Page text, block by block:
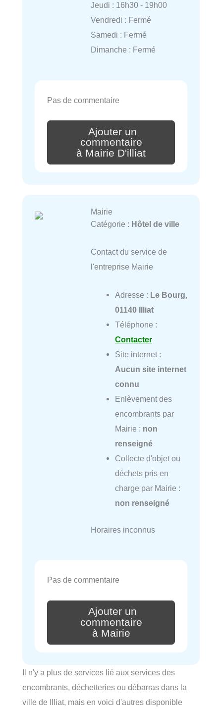
Jeudi : 16h30 - 19h00
Vendredi : Fermé
Samedi : Fermé
Dimanche : Fermé
Pas de commentaire
Ajouter un
commentaire
à Mairie D'illiat
Mairie
Catégorie : Hôtel de ville
Contact du service de
l'entreprise Mairie
Adresse : Le Bourg,
01140 Illiat
Téléphone :
Contacter
Site internet :
Aucun site internet
connu
Enlèvement des
encombrants par
Mairie : non
renseigné
Collecte d'objet ou
déchets pris en
charge par Mairie :
non renseigné
Horaires inconnus
Pas de commentaire
Ajouter un
commentaire
à Mairie
Il n'y a plus de services lié aux services des
encombrants, déchetteries ou débarras dans la
ville de Illiat, mais en voici d'autres disponible